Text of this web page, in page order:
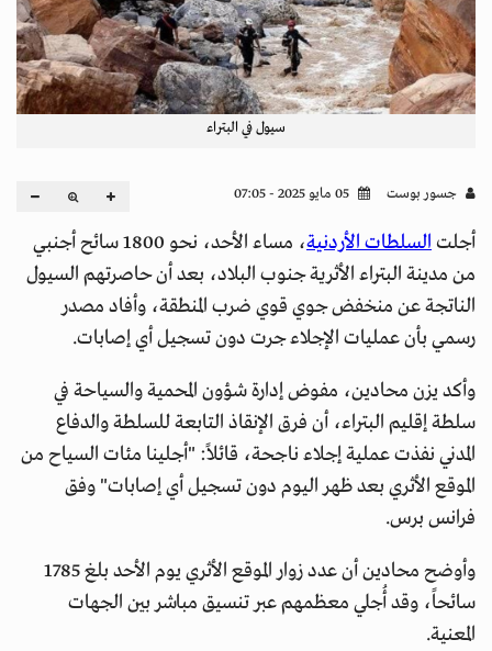
سيول في البتراء
جسور بوست
أجلتالسلطات الأردنية
، مساء الأحد، نحو 1800 سائح أجنبي
من مدينة البتراء الأثرية جنوب البلاد، بعد أن حاصرتهم السيول
الناتجة عن منخفض جوي قوي ضرب المنطقة، وأفاد مصدر
رسمي بأن عمليات الإجلاء جرت دون تسجيل أي إصابات.
وأكد يزن محادين، مفوض إدارة شؤون المحمية والسياحة في
سلطة إقليم البتراء، أن فرق الإنقاذ التابعة للسلطة والدفاع
المدني نفذت عملية إجلاء ناجحة، قائلاً: "أجلينا مئات السياح من
الموقع الأثري بعد ظهر اليوم دون تسجيل أي إصابات" وفق
فرانس برس.
وأوضح محادين أن عدد زوار الموقع الأثري يوم الأحد بلغ 1785
سائحاً، وقد أُجلي معظمهم عبر تنسيق مباشر بين الجهات
المعنية.